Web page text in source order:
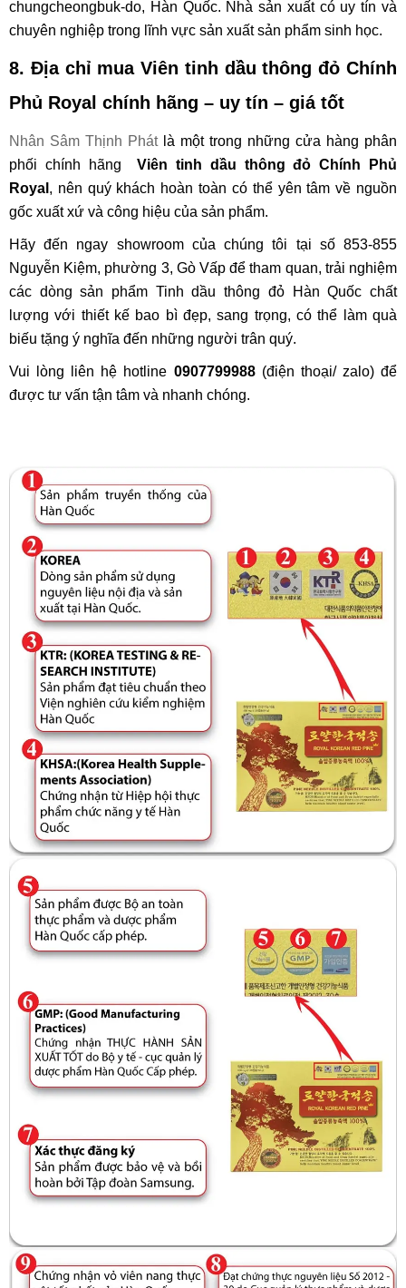
chungcheongbuk-do, Hàn Quốc. Nhà sản xuất có uy tín và
chuyên nghiệp trong lĩnh vực sản xuất sản phẩm sinh học.
8. Địa chỉ muaViên tinh dầu thông đỏ Chính
Phủ Royal chính hãng – uy tín – giá tốt
Nhân Sâm Thịnh Phátlà một trong những cửa hàng phân
phối chính hãng
Viên tinh dầu thông đỏ Chính Phủ
Royal , nên quý khách hoàn toàn có thể yên tâm về nguồn
gốc xuất xứ và công hiệu của sản phẩm.
Hãy đến ngay showroom của chúng tôi tại số 853-855
Nguyễn Kiệm, phường 3, Gò Vấp để tham quan, trải nghiệm
các dòng sản phẩm Tinh dầu thông đỏ Hàn Quốc chất
lượng với thiết kế bao bì đẹp, sang trọng, có thể làm quà
biếu tặng ý nghĩa đến những người trân quý.
Vui lòng liên hệ hotline 0907799988(điện thoại/ zalo) để
được tư vấn tận tâm và nhanh chóng.